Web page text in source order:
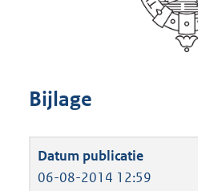
Bijlage
06-08-2014 12:59